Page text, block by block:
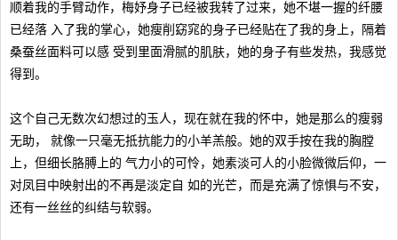
顺着我的手臂动作，梅妤身子已经被我转了过来，她不堪一握的纤腰
已经落 入了我的掌心，她瘦削窈窕的身子已经贴在了我的身上，隔着
桑蚕丝面料可以感 受到里面滑腻的肌肤，她的身子有些发热，我感觉
得到。
这个自己无数次幻想过的玉人，现在就在我的怀中，她是那么的瘦弱
无助， 就像一只毫无抵抗能力的小羊羔般。她的双手按在我的胸膛
上，但细长胳膊上的 气力小的可怜，她素淡可人的小脸微微后仰，一
对凤目中映射出的不再是淡定自 如的光芒，而是充满了惊惧与不安，
还有一丝丝的纠结与软弱。